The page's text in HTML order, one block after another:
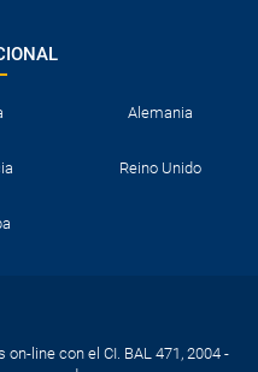
Alemania
Reino Unido
line con el CI. BAL 471, 2004 -